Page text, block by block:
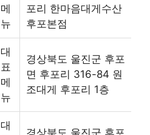
메
뉴
포리 한마음대게수산
후포본점
대
표
메
뉴
경상북도 울진군 후포
면 후포리 316-84 원
조대게 후포리 1층
대
경상북도 울진군 후포